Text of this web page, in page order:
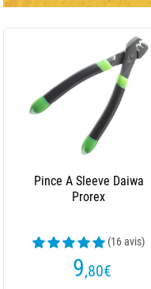
Pince A Sleeve Daiwa
Prorex
(16 avis)
9,80€